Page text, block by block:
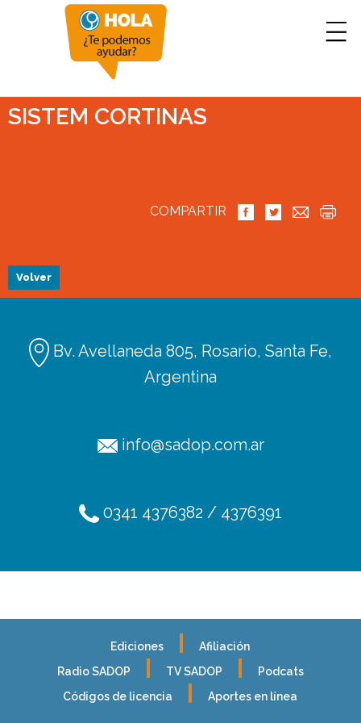
Ediciones
Afiliación
Radio SADOP
TV SADOP
Podcats
Códigos de licencia
Aportes en línea
SISTEM CORTINAS
COMPARTIR
Volver
Bv. Avellaneda 805, Rosario, Santa Fe,
Argentina
info@sadop.com.ar
0341 4376382 / 4376391